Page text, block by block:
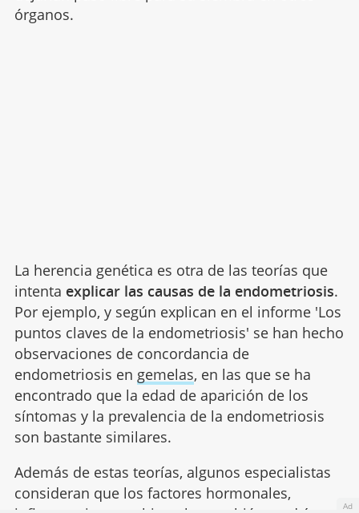
órganos.
La herencia genética es otra de las teorías que
intenta explicar las causas de la endometriosis.
Por ejemplo, y según explican en el informe 'Los
puntos claves de la endometriosis' se han hecho
observaciones de concordancia de
endometriosis en gemelas, en las que se ha
encontrado que la edad de aparición de los
síntomas y la prevalencia de la endometriosis
son bastante similares.
Además de estas teorías, algunos especialistas
consideran que los factores hormonales,
Ad